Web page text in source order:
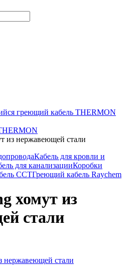
греющий кабель THERMON
из нержавеющей стали
Кабель для кровли и
для канализацииКоробки
ССТГреющий кабель Raychem
хомут из
стали